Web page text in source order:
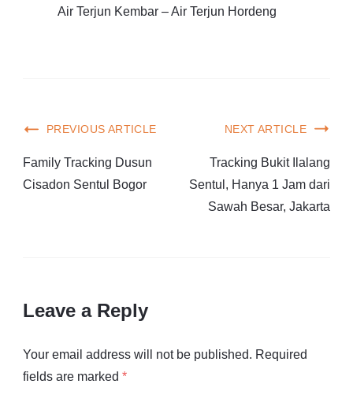
Air Terjun Kembar – Air Terjun Hordeng
PREVIOUS ARTICLE
Family Tracking Dusun
Cisadon Sentul Bogor
NEXT ARTICLE
Tracking Bukit Ilalang
Sentul, Hanya 1 Jam dari
Sawah Besar, Jakarta
Leave a Reply
Your email address will not be published. Required
fields are marked *